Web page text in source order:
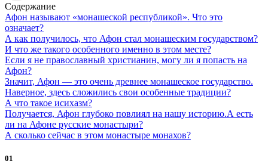
Содержание
Афон называют «монашеской республикой». Что это
означает?
А как получилось, что Афон стал монашеским государством?
И что же такого особенного именно в этом месте?
Если я не православный христианин, могу ли я попасть на
Афон?
Значит, Афон — это очень древнее монашеское государство.
Наверное, здесь сложились свои особенные традиции?
А что такое исихазм?
Получается, Афон глубоко повлиял на нашу историю.А есть
ли на Афоне русские монастыри?
А сколько сейчас в этом монастыре монахов?
01